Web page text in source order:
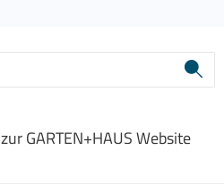
zur GARTEN+HAUS Website